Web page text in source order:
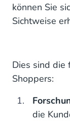
können Sie
Sichtweise
Dies sind die
Shoppers:
die